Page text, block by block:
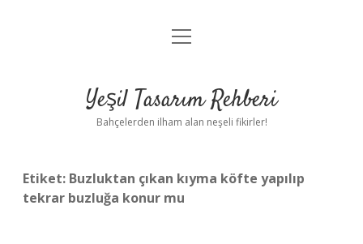
Anasayfa
Yasal Uyarı
menüyü
Yeşil Tasarım Rehberi
Bahçelerden ilham alan neşeli fikirler!
Etiket: Buzluktan çıkan kıyma köfte yapılıp
tekrar buzluğa konur mu